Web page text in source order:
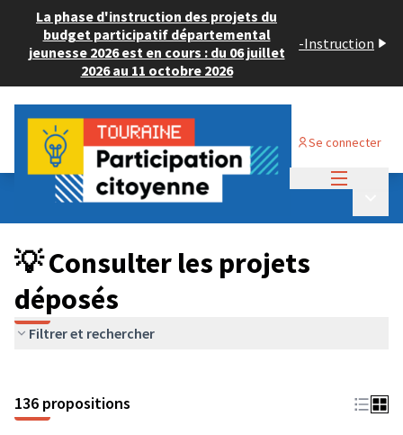
La phase d'instruction des projets du
budget participatif départemental
jeunesse 2026 est en cours : du 06 juillet
2026 au 11 octobre 2026
-Instruction
Se connecter
Budget Participatif JEUNESSE 2024
💡 Consulter les projets déposés
💡 Consulter les projets
déposés
Filtrer et rechercher
136 propositions